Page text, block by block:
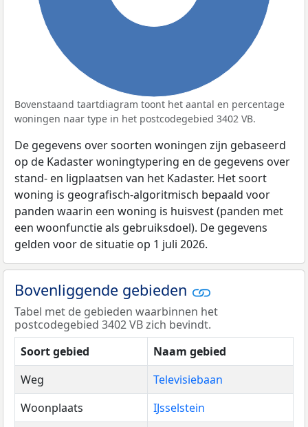
Bovenstaand taartdiagram toont het aantal en percentage
woningen naar type in het postcodegebied 3402 VB.
De gegevens over soorten woningen zijn gebaseerd
op de Kadaster woningtypering en de gegevens over
stand- en ligplaatsen van het Kadaster. Het soort
woning is geografisch-algoritmisch bepaald voor
panden waarin een woning is huisvest (panden met
een woonfunctie als gebruiksdoel). De gegevens
gelden voor de situatie op 1 juli 2026.
Bovenliggende gebieden
Tabel met de gebieden waarbinnen het
postcodegebied 3402 VB zich bevindt.
Soort gebied
Naam gebied
Weg
Televisiebaan
Woonplaats
IJsselstein